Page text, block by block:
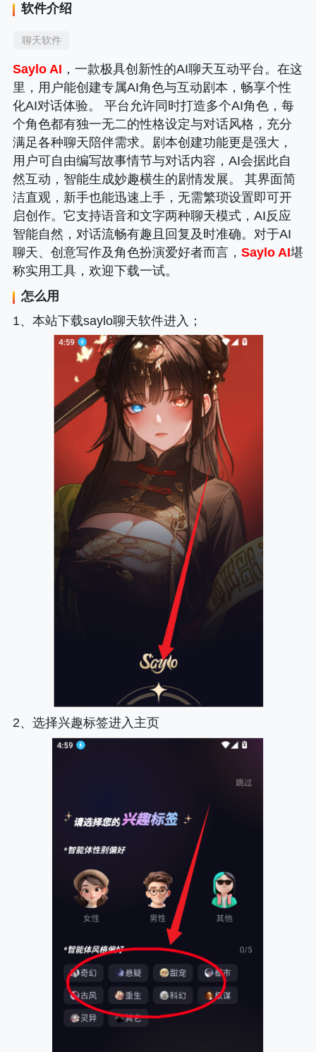
软件介绍
聊天软件
Saylo AI ，一款极具创新性的AI聊天互动平台。在这
里，用户能创建专属AI角色与互动剧本，畅享个性
化AI对话体验。 平台允许同时打造多个AI角色，每
个角色都有独一无二的性格设定与对话风格，充分
满足各种聊天陪伴需求。剧本创建功能更是强大，
用户可自由编写故事情节与对话内容，AI会据此自
然互动，智能生成妙趣横生的剧情发展。 其界面简
洁直观，新手也能迅速上手，无需繁琐设置即可开
启创作。它支持语音和文字两种聊天模式，AI反应
智能自然，对话流畅有趣且回复及时准确。对于AI
聊天、创意写作及角色扮演爱好者而言， Saylo AI堪
称实用工具，欢迎下载一试。
怎么用
1、本站下载saylo聊天软件进入；
2、选择兴趣标签进入主页